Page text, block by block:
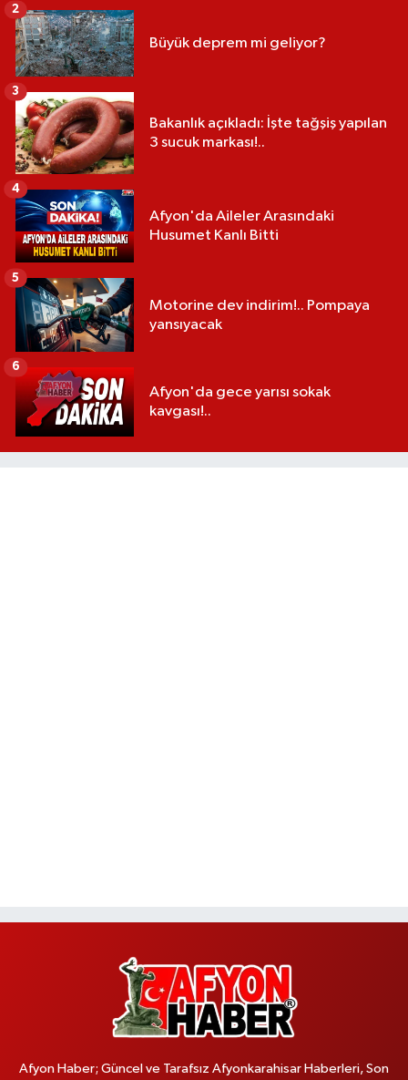
Büyük deprem mi geliyor?
2
Bakanlık açıkladı: İşte tağşiş yapılan
3 sucuk markası!..
3
Afyon'da Aileler Arasındaki
Husumet Kanlı Bitti
4
Motorine dev indirim!.. Pompaya
yansıyacak
5
Afyon'da gece yarısı sokak
kavgası!..
6
Afyon Haber; Güncel ve Tarafsız Afyonkarahisar Haberleri, Son